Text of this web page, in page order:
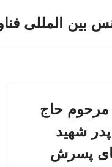
بین المللی
مرحوم حاج
پدر شهید
پای پسرش